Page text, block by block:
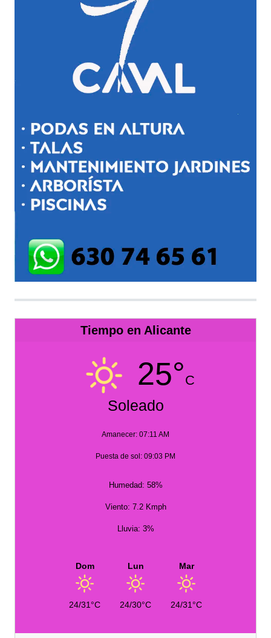
Tiempo en Alicante
25°C
Soleado
Amanecer: 07:11 AM
Puesta de sol: 09:03 PM
Humedad: 58%
Viento: 7.2 Kmph
Lluvia: 3%
Dom
24/31°C
Lun
24/30°C
Mar
24/31°C